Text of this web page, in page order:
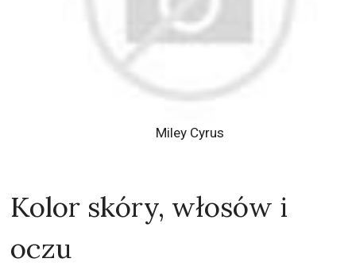
Miley Cyrus
Kolor skóry, włosów i
oczu